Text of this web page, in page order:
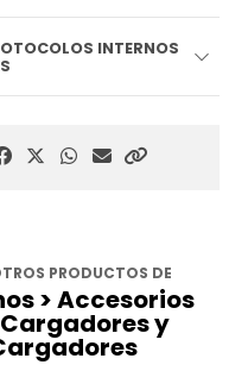
INTERNOS
PRODUCTOS DE
> Accesorios
y